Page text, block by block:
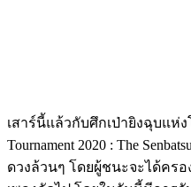
เสาร์นี้แล้วกับศึกเป่ายิงฉุบแห่
Tournament 2020 : The
ดวงล้วนๆ โดยผู้ชนะจะได้คร